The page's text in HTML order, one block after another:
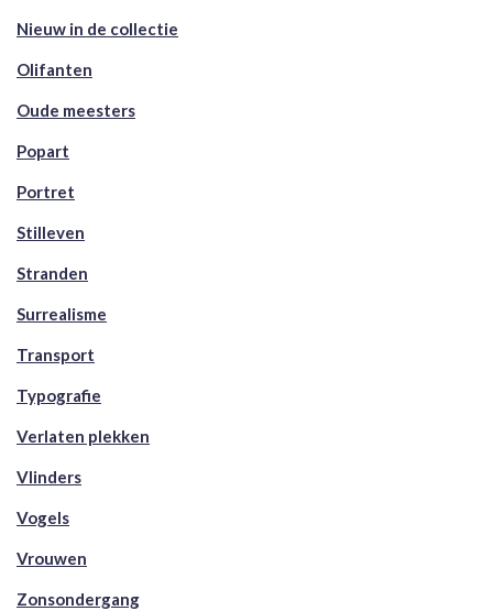
Nieuw in de collectie
Olifanten
Oude meesters
Popart
Portret
Stilleven
Stranden
Surrealisme
Transport
Typografie
Verlaten plekken
Vlinders
Vogels
Vrouwen
Zonsondergang